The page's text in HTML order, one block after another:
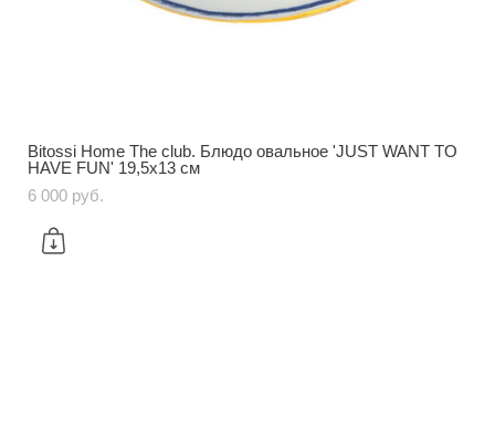
Bitossi Home The club. Блюдо овальное 'JUST WANT TO
HAVE FUN' 19,5x13 см
6 000 pуб.